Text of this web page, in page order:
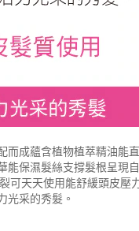
成蘊含植物植萃精油能
保濕髮絲支撐髮根呈現
可天天使用能舒緩頭皮壓
光采的秀髮。